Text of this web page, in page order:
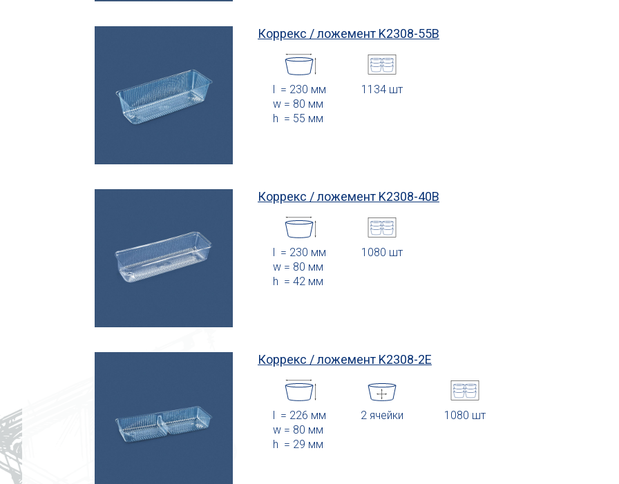
Коррекс / ложемент K2308-55В
l = 230 мм
w = 80 мм
h = 55 мм
1134 шт
Коррекс / ложемент K2308-40B
l = 230 мм
w = 80 мм
h = 42 мм
1080 шт
Коррекс / ложемент K2308-2E
l = 226 мм
w = 80 мм
h = 29 мм
2 ячейки 1080 шт